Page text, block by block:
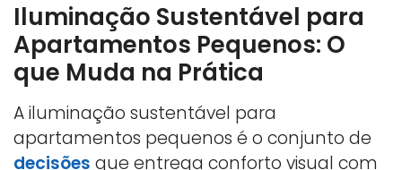
Iluminação Sustentável para
Apartamentos Pequenos: O
que Muda na Prática
A iluminação sustentável para
apartamentos pequenos é o conjunto de
decisões que entrega conforto visual com